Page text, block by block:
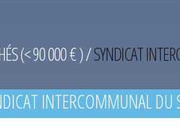
(< 90 000 € )/SYNDICAT
INTERCOMMUNAL